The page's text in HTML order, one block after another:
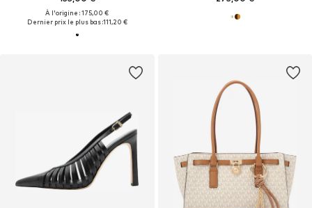
À l'origine : 175,00 €
Dernier prix le plus bas :111,20 €